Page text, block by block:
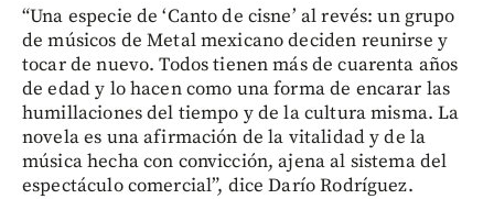
“Una especie de ‘Canto de cisne’ al revés: un grupo
de músicos de Metal mexicano deciden reunirse y
tocar de nuevo. Todos tienen más de cuarenta años
de edad y lo hacen como una forma de encarar las
humillaciones del tiempo y de la cultura misma. La
novela es una afirmación de la vitalidad y de la
música hecha con convicción, ajena al sistema del
espectáculo comercial”, dice Darío Rodríguez.